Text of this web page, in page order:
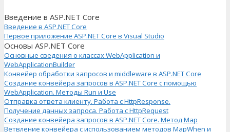
Введение в ASP.NET Core
Введение в ASP.NET Core
Первое приложение ASP.NET Core в Visual Studio
Основы ASP.NET Core
Основные сведения о классах WebApplication и
WebApplicationBuilder
Конвейер обработки запросов и middleware в ASP.NET Core
Создание конвейера запросов в ASP.NET Core с помощью
WebApplication. Методы Run и Use
Отправка ответа клиенту. Работа с HttpResponse.
Получение данных запроса. Работа с HttpRequest
Создание конвейера запросов в ASP.NET Core. Метод Map
Ветвление конвейера с использованием методов MapWhen и